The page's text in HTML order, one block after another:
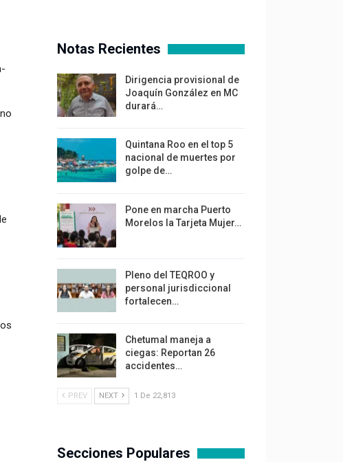
Notas Recientes
Dirigencia provisional de
Joaquín González en MC
durará…
Quintana Roo en el top 5
nacional de muertes por
golpe de…
Pone en marcha Puerto
Morelos la Tarjeta Mujer…
Pleno del TEQROO y
personal jurisdiccional
fortalecen…
Chetumal maneja a
ciegas: Reportan 26
accidentes…
PREV NEXT 1 De 22,813
Secciones Populares